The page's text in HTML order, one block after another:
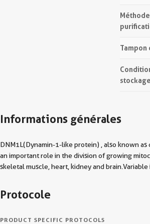
Tampon
stockage
Informations générales
DNM1L(Dynamin-1-like protein) , also known
an important role in the division of growing
skeletal muscle, heart, kidney and
Protocole
PRODUCT SPECIFIC PROTOCOLS